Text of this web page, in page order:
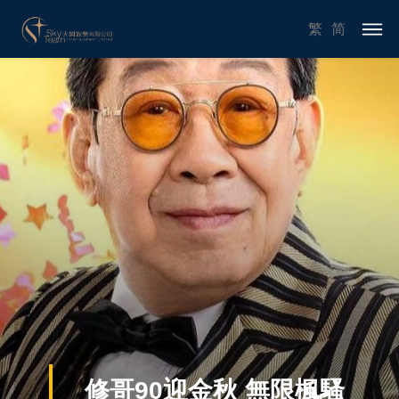
繁 简
修哥90迎金秋 無限楓騷